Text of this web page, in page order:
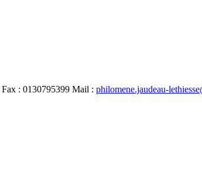
Fax : 0130795399 Mail : philomene.jaudeau-